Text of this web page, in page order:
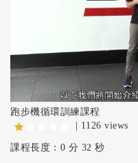
跑步機循環訓練課程
| 1126 views
課程長度：0 分 32 秒